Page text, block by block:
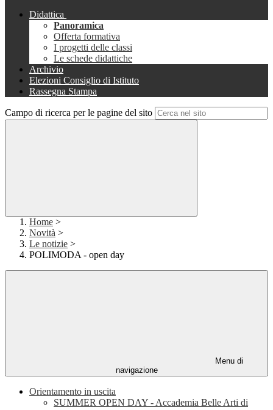
Didattica
Panoramica
Offerta formativa
I progetti delle classi
Le schede didattiche
Archivio
Elezioni Consiglio di Istituto
Rassegna Stampa
Campo di ricerca per le pagine del sito
Home >
Novità >
Le notizie >
POLIMODA - open day
Menu di
navigazione
Orientamento in uscita
SUMMER OPEN DAY - Accademia Belle Arti di